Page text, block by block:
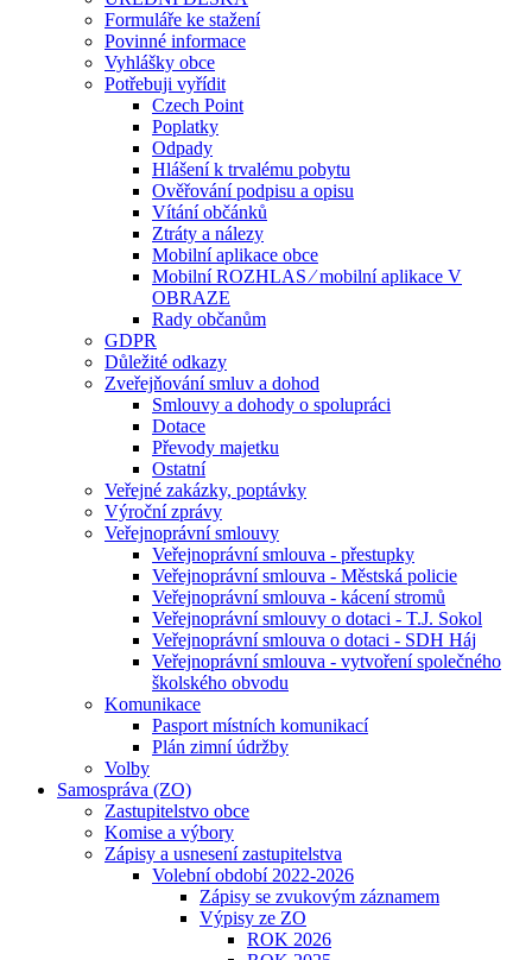
Formuláře ke stažení
Povinné informace
Vyhlášky obce
Potřebuji vyřídit
Czech Point
Poplatky
Odpady
Hlášení k trvalému pobytu
Ověřování podpisu a opisu
Vítání občánků
Ztráty a nálezy
Mobilní aplikace obce
Mobilní ROZHLAS ⁄ mobilní aplikace V
OBRAZE
Rady občanům
GDPR
Důležité odkazy
Zveřejňování smluv a dohod
Smlouvy a dohody o spolupráci
Dotace
Převody majetku
Ostatní
Veřejné zakázky, poptávky
Výroční zprávy
Veřejnoprávní smlouvy
Veřejnoprávní smlouva - přestupky
Veřejnoprávní smlouva - Městská policie
Veřejnoprávní smlouva - kácení stromů
Veřejnoprávní smlouvy o dotaci - T.J. Sokol
Veřejnoprávní smlouva o dotaci - SDH Háj
Veřejnoprávní smlouva - vytvoření společného
školského obvodu
Komunikace
Pasport místních komunikací
Plán zimní údržby
Volby
Samospráva (ZO)
Zastupitelstvo obce
Komise a výbory
Zápisy a usnesení zastupitelstva
Volební období 2022-2026
Zápisy se zvukovým záznamem
Výpisy ze ZO
ROK 2026